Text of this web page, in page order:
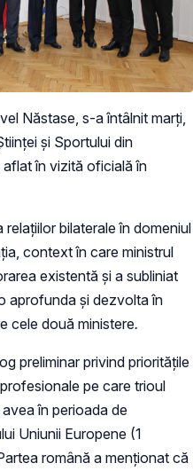
Năstase, s-a întâlnit marți,
și Sportului din
în vizită oficială în
bilaterale în domeniul
context în care ministrul
existentă și a subliniat
aprofunda și dezvolta în
cele două ministere.
preliminar privind prioritățile
pe care trioul
în perioada de
Uniunii Europene (1
română a menționat că